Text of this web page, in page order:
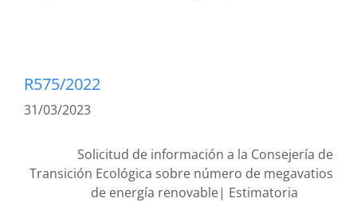
R575/2022
31/03/2023
Solicitud de información a la Consejería de
Transición Ecológica sobre número de megavatios
de energía renovable| Estimatoria